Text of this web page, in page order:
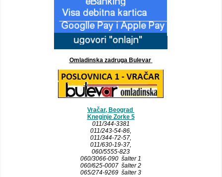
Omladinska zadruga Bulevar
Vračar, Beograd
Kneginje Zorke 5
011/344-3381
011/243-54-86,
011/344-72-57,
011/630-19-37,
060/5555-823
060/3066-090 šalter 1
060/625-0007 šalter 2
065/274-9269 šalter 3